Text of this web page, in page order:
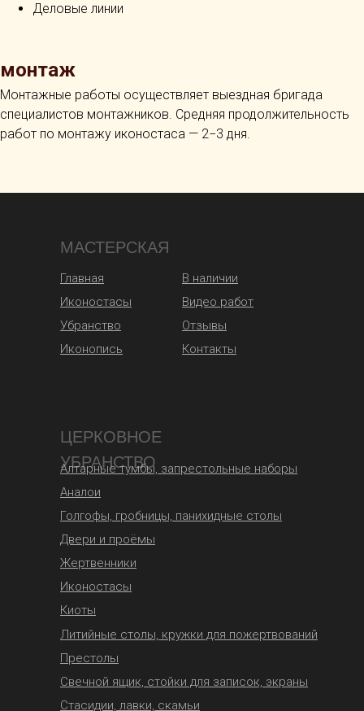
Деловые линии
монтаж
Монтажные работы осуществляет выездная бригада
специалистов монтажников. Средняя продолжительность
работ по монтажу иконостаса — 2−3 дня.
МАСТЕРСКАЯ
Главная
Иконостасы
Убранство
Видео работ
Отзывы
Контакты
ЦЕРКОВНОЕ
УБРАНСТВО
Алтарные тумбы, запрестольные наборы
Иконопись
В наличии
Аналои
Голгофы, гробницы, панихидные столы
Двери и проёмы
Жертвенники
Иконостасы
Киоты
Литийные столы, кружки для пожертвований
Престолы
Свечной ящик, стойки для записок, экраны
Стасидии, лавки, скамьи